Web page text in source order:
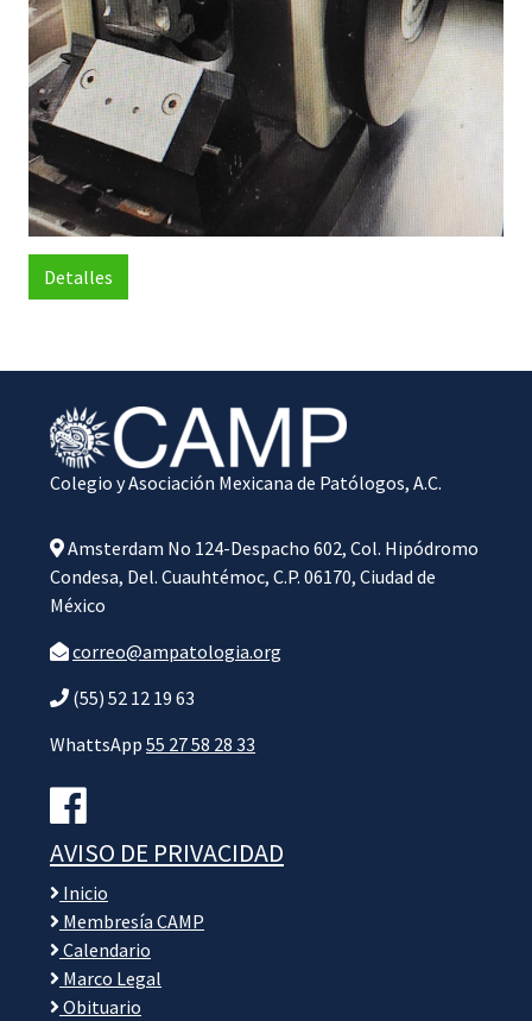
Detalles
Colegio y Asociación Mexicana de Patólogos, A.C.
Amsterdam No 124-Despacho 602, Col. Hipódromo
Condesa, Del. Cuauhtémoc, C.P. 06170, Ciudad de
México
correo@ampatologia.org
(55) 52 12 19 63
WhattsApp 55 27 58 28 33
AVISO DE PRIVACIDAD
Inicio
Membresía CAMP
Calendario
Marco Legal
Obituario